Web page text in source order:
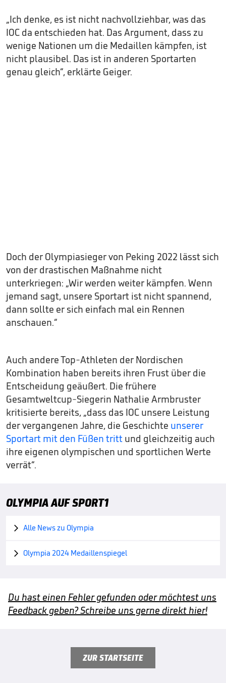
„Ich denke, es ist nicht nachvollziehbar, was das
IOC da entschieden hat. Das Argument, dass zu
wenige Nationen um die Medaillen kämpfen, ist
nicht plausibel. Das ist in anderen Sportarten
genau gleich“, erklärte Geiger.
Doch der Olympiasieger von Peking 2022 lässt sich
von der drastischen Maßnahme nicht
unterkriegen: „Wir werden weiter kämpfen. Wenn
jemand sagt, unsere Sportart ist nicht spannend,
dann sollte er sich einfach mal ein Rennen
anschauen.“
Auch andere Top-Athleten der Nordischen
Kombination haben bereits ihren Frust über die
Entscheidung geäußert. Die frühere
Gesamtweltcup-Siegerin Nathalie Armbruster
kritisierte bereits, „dass das IOC unsere Leistung
der vergangenen Jahre, die Geschichte unserer
Sportart mit den Füßen tritt und gleichzeitig auch
ihre eigenen olympischen und sportlichen Werte
verrät“.
OLYMPIA AUF SPORT1
 Alle News zu Olympia
 Olympia 2024 Medaillenspiegel
Du hast einen Fehler gefunden oder möchtest uns
Feedback geben? Schreibe uns gerne direkt hier!
ZUR STARTSEITE